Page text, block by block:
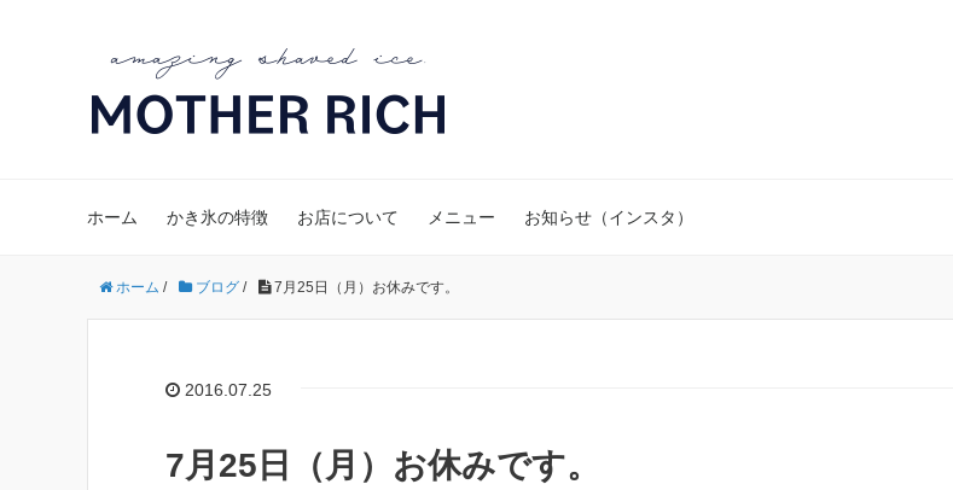
ホーム かき氷の特徴 お店について メニュー お知らせ（インスタ）
ホーム / ブログ / 7月25日（月）お休みです。
2016.07.25
7月25日（月）お休みです。